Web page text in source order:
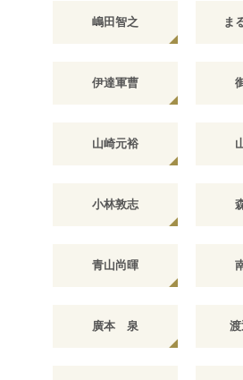
嶋田智之 ま
伊達軍曹
山崎元裕
小林敦志
青山尚暉
廣本 泉